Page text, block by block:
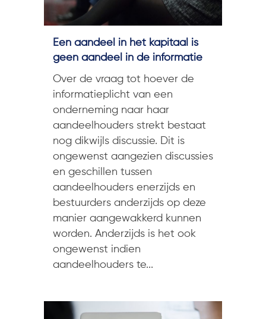
Een aandeel in het kapitaal is
geen aandeel in de informatie
Over de vraag tot hoever de
informatieplicht van een
onderneming naar haar
aandeelhouders strekt bestaat
nog dikwijls discussie. Dit is
ongewenst aangezien discussies
en geschillen tussen
aandeelhouders enerzijds en
bestuurders anderzijds op deze
manier aangewakkerd kunnen
worden. Anderzijds is het ook
ongewenst indien
aandeelhouders te...